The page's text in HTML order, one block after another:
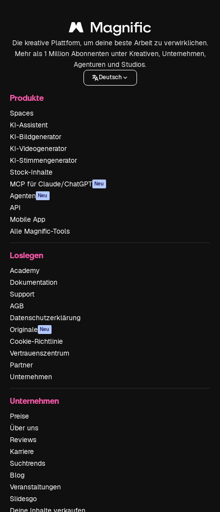
Die kreative Plattform, um deine beste Arbeit zu verwirklichen.
Mehr als 1 Million Abonnenten unter Kreativen, Unternehmen,
Agenturen und Studios.
Deutsch
Produkte
Spaces
KI-Assistent
KI-Bildgenerator
KI-Videogenerator
KI-Stimmengenerator
Stock-Inhalte
MCP für Claude/ChatGPT Neu
Agenten Neu
API
Mobile App
Alle Magnific-Tools
Loslegen
Academy
Dokumentation
Support
AGB
Datenschutzerklärung
Originale Neu
Cookie-Richtlinie
Vertrauenszentrum
Partner
Unternehmen
Unternehmen
Preise
Über uns
Reviews
Karriere
Suchtrends
Blog
Veranstaltungen
Slidesgo